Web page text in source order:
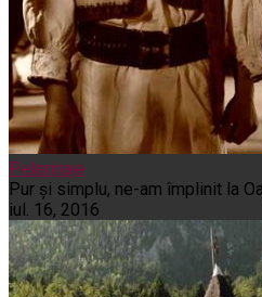
Pelerinaje
Pur şi simplu, ne-am împlinit la
iul. 16, 2016